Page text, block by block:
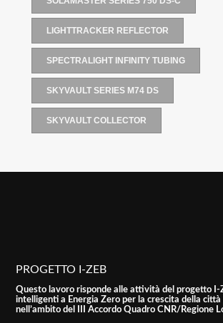
LIGHTTRACKER REFLECTOR
SPECTRALIGHT INFINITY TUBING
SKYVAULT SERIES M74 DS
SKYVAULT COLLECTOR
PROGETTO I-ZEB
Questo lavoro risponde alle attività del progetto I-
intelligenti a Energia Zero per la crescita della
nell’ambito del III Accordo Quadro CNR/Regione